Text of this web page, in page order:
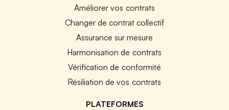
Améliorer vos contrats
Changer de contrat collectif
Assurance sur mesure
Harmonisation de contrats
Vérification de conformité
Résiliation de vos contrats
PLATEFORMES